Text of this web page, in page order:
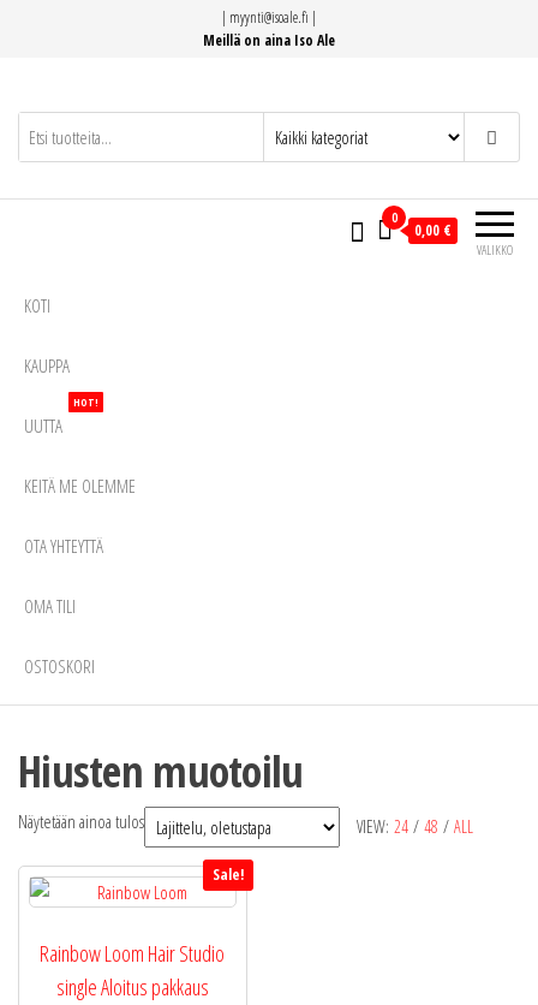
| myynti@isoale.fi |
Meillä on aina Iso Ale
VALIKKO
0
0,00 €
KOTI
KAUPPA
UUTTA
HOT!
KEITÄ ME OLEMME
OTA YHTEYTTÄ
OMA TILI
OSTOSKORI
Hiusten muotoilu
VIEW: 24 / 48 / ALL
Näytetään ainoa tulos
Sale!
Rainbow Loom Hair Studio
single Aloitus pakkaus